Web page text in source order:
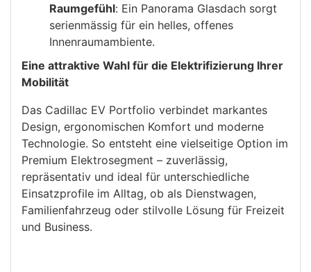
Raumgefühl: Ein Panorama Glasdach sorgt
serienmässig für ein helles, offenes
Innenraumambiente.
Eine attraktive Wahl für die Elektrifizierung Ihrer
Mobilität
Das Cadillac EV Portfolio verbindet markantes
Design, ergonomischen Komfort und moderne
Technologie. So entsteht eine vielseitige Option im
Premium Elektrosegment – zuverlässig,
repräsentativ und ideal für unterschiedliche
Einsatzprofile im Alltag, ob als Dienstwagen,
Familienfahrzeug oder stilvolle Lösung für Freizeit
und Business.